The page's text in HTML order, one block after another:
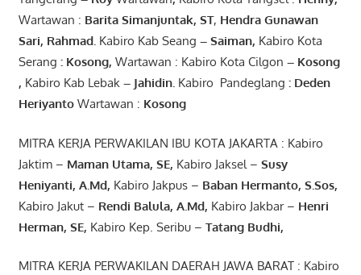
Wartawan : Barita Simanjuntak, ST, Hendra Gunawan
Sari, Rahmad. Kabiro Kab Seang – Saiman, Kabiro Kota
Serang : Kosong, Wartawan : Kabiro Kota Cilgon – Kosong
, Kabiro Kab Lebak– Jahidin. Kabiro Pandeglang : Deden
Heriyanto Wartawan : Kosong
MITRA KERJA PERWAKILAN IBU KOTA JAKARTA : Kabiro
Jaktim – Maman Utama, SE, Kabiro Jaksel – Susy
Heniyanti, A.Md, Kabiro Jakpus – Baban Hermanto, S.Sos,
Kabiro Jakut – Rendi Balula, A.Md, Kabiro Jakbar – Henri
Herman, SE, Kabiro Kep. Seribu – Tatang Budhi,
MITRA KERJA PERWAKILAN DAERAH JAWA BARAT : Kabiro